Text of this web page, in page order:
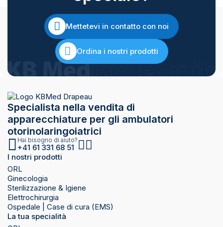
Mettetevi in contatto con noi
Ordina i nostri prodotti
Specialista nella vendita di
apparecchiature per gli ambulatori
otorinolaringoiatrici
Hai bisogno di aiuto?
+41 61 331 68 51
I nostri prodotti
ORL
Ginecologia
Sterilizzazione & Igiene
Elettrochirurgia
Ospedale | Case di cura (EMS)
La tua specialità